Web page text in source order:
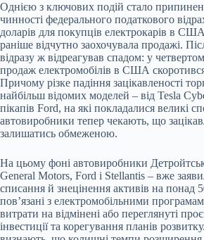
Однією з ключових подій стало
чинності федерального податкового
доларів для покупців електрокарів в
раніше відчутно заохочувала продажі.
відразу ж відреагував спадом: у
продаж електромобілів в США
Причому різке падіння зацікавленості
найбільш відомих моделей – від Tesla
пікапів Ford, на які покладалися великі
автовиробники тепер чекають, що
залишатись обмеженою.
На цьому фоні автовиробники
General Motors, Ford і Stellantis – вже
списання й знецінення активів на понад
пов’язані з електромобільними
витрати на відмінені або переглянуті
інвестиції та корегування планів